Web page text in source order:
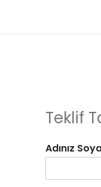
Teklif
Adınız